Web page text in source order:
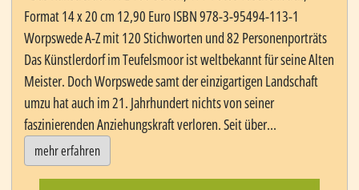
Format 14 x 20 cm 12,90 Euro ISBN 978-3-95494-113-1
Worpswede A-Z mit 120 Stichworten und 82 Personenporträts
Das Künstlerdorf im Teufelsmoor ist weltbekannt für seine Alten
Meister. Doch Worpswede samt der einzigartigen Landschaft
umzu hat auch im 21. Jahrhundert nichts von seiner
faszinierenden Anziehungskraft verloren. Seit über...
mehr erfahren